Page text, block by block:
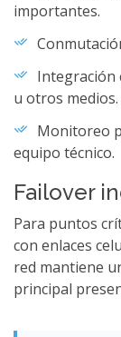
importantes.
Integración
u otros medios.
Monitoreo
equipo técnico.
Failover
Para puntos
con enlaces
red mantiene
principal